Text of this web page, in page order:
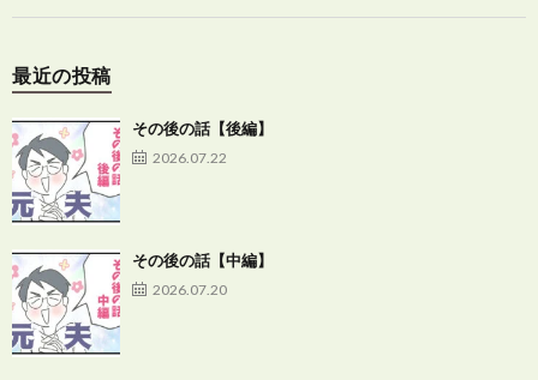
最近の投稿
その後の話【後編】
2026.07.22
その後の話【中編】
2026.07.20